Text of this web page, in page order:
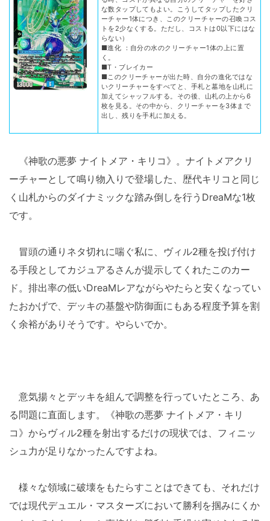
な数タップしてもよい。こうしてタップしたクリ
ーチャー1体につき、このクリーチャーの召喚コス
トを2少なくする。ただし、コストは0以下にはな
らない）
■進化 ：自分の水のクリーチャー1体の上に置
く。
■T・ブレイカー
■このクリーチャーが出た時、自分の進化ではな
いクリーチャーをすべてと、手札と墓地を山札に
加えてシャッフルする。その後、山札の上から6
枚を見る。その中から、クリーチャーを3体まで
出し、残りを手札に加える。
《神歌の悪夢 ナイトメア・キリコ》。ナイトメアクリ
ーチャーとして鳴り物入りで登場した、歴代キリコと同じ
く山札からのダイナミックな踏み倒しを行うDreaMな1枚
です。
冒頭の通りネタ切れに喘ぐ私に、ヴィル2種を投げ付け
る手段としてカジュアるさんが提示してくれたこのカー
ド。排出率の低いDreaMレアながらやたらと安くなってい
たおかげで、デッキの基盤や防御面にもある程度予算を割
く余裕がありそうです。やらいでか。
意気揚々とデッキを組んで調整を行っていたところ、あ
る問題に直面します。《神歌の悪夢 ナイトメア・キリ
コ》からヴィル2種を射出するだけの現状では、フィニッ
シュ力が足りなかったんですよね。
様々な領域に破壊をもたらすことはできても、それだけ
では現代デュエル・マスターズにおいて勝利を掴みにくか